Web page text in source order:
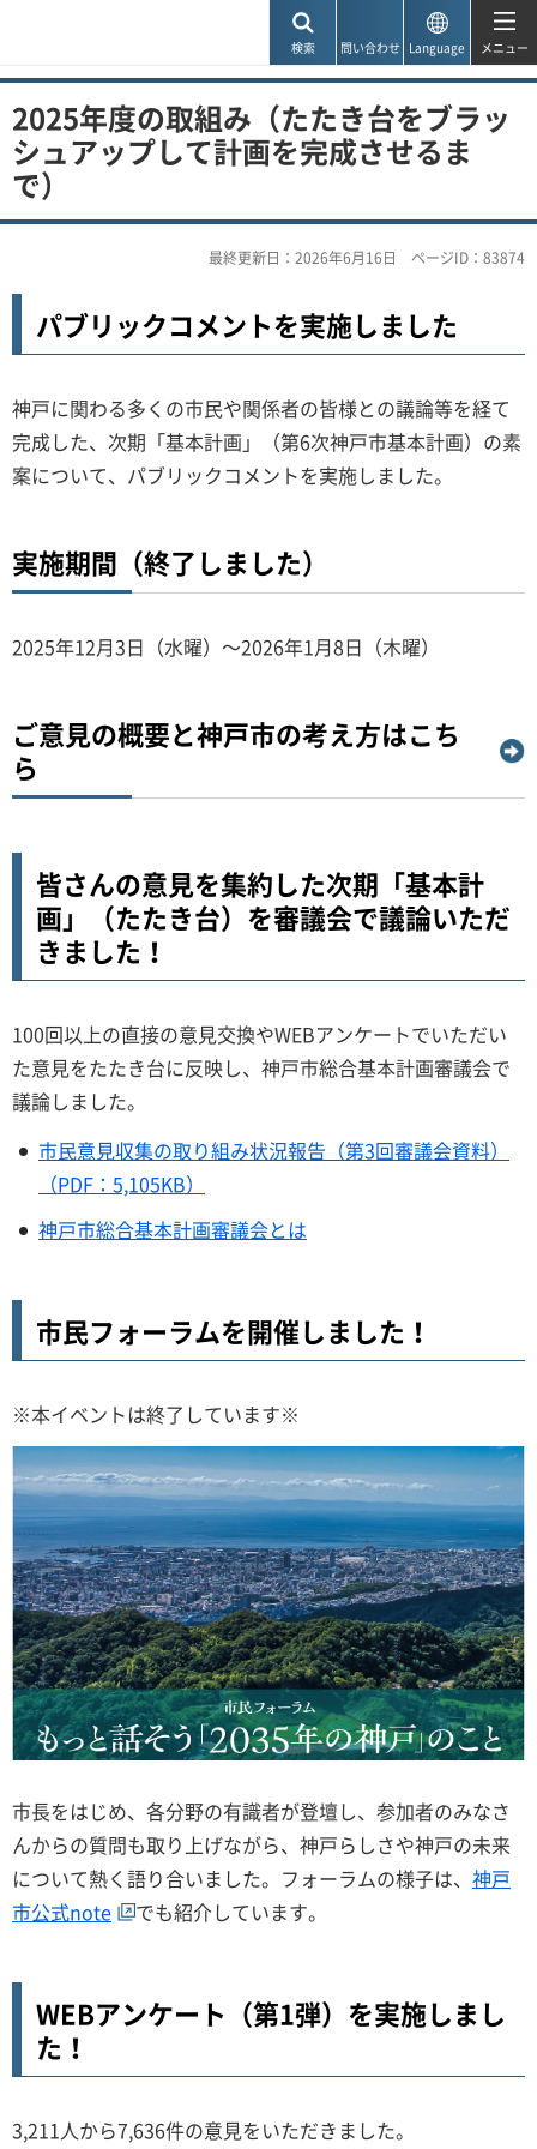
検索 問い合わせ Language メニュー
2025年度の取組み（たたき台をブラッ
シュアップして計画を完成させるま
で）
最終更新日：2026年6月16日 ページID：83874
パブリックコメントを実施しました
神戸に関わる多くの市民や関係者の皆様との議論等を経て
完成した、次期「基本計画」（第6次神戸市基本計画）の素
案について、パブリックコメントを実施しました。
実施期間（終了しました）
2025年12月3日（水曜）～2026年1月8日（木曜）
ご意見の概要と神戸市の考え方はこち
ら
皆さんの意見を集約した次期「基本計
画」（たたき台）を審議会で議論いただ
きました！
100回以上の直接の意見交換やWEBアンケートでいただい
た意見をたたき台に反映し、神戸市総合基本計画審議会で
議論しました。
市民意見収集の取り組み状況報告（第3回審議会資料）
（PDF：5,105KB）
神戸市総合基本計画審議会とは
市民フォーラムを開催しました！
※本イベントは終了しています※
市長をはじめ、各分野の有識者が登壇し、参加者のみなさ
んからの質問も取り上げながら、神戸らしさや神戸の未来
について熱く語り合いました。フォーラムの様子は、 神戸
市公式note
でも紹介しています。
WEBアンケート（第1弾）を実施しまし
た！
3,211人から7,636件の意見をいただきました。